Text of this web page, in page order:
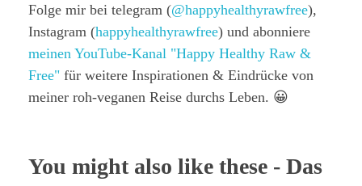
Folge mir bei telegram (@happyhealthyrawfree),
Instagram (happyhealthyrawfree) und abonniere
meinen YouTube-Kanal "Happy Healthy Raw &
Free" für weitere Inspirationen & Eindrücke von
meiner roh-veganen Reise durchs Leben. 😀
You might also like these - Das